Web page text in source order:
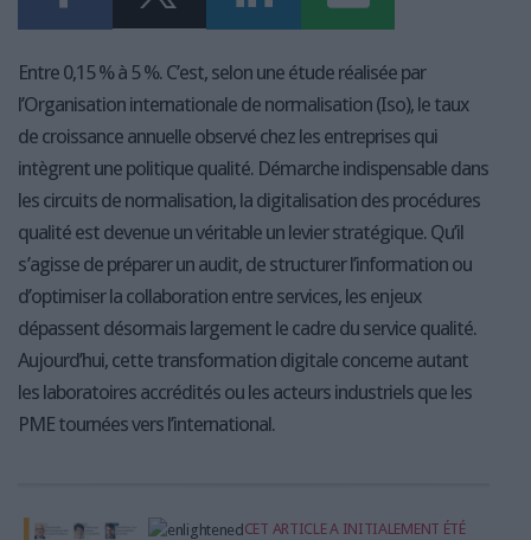
Entre 0,15 % à 5 %. C’est, selon une étude réalisée par
l’Organisation internationale de normalisation (Iso), le taux
de croissance annuelle observé chez les entreprises qui
intègrent une politique qualité. Démarche indispensable dans
les circuits de normalisation, la digitalisation des procédures
qualité est devenue un véritable un levier stratégique. Qu’il
s’agisse de préparer un audit, de structurer l’information ou
d’optimiser la collaboration entre services, les enjeux
dépassent désormais largement le cadre du service qualité.
Aujourd’hui, cette transformation digitale concerne autant
les laboratoires accrédités ou les acteurs industriels que les
PME tournées vers l’international.
CET ARTICLE A INITIALEMENT ÉTÉ